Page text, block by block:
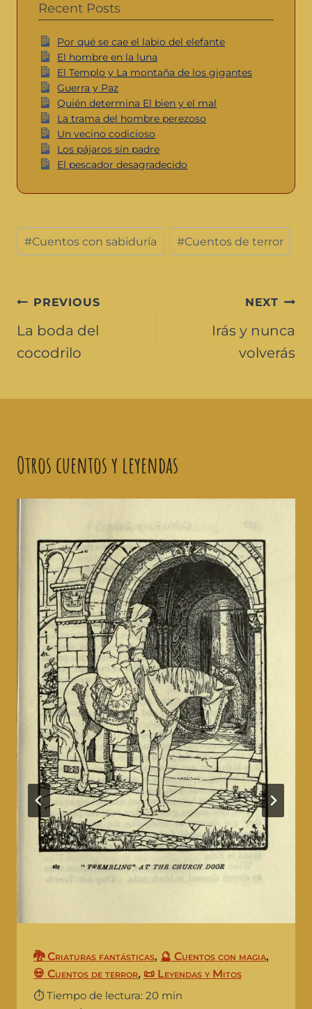
Recent Posts
Por qué se cae el labio del elefante
El hombre en la luna
El Templo y La montaña de los gigantes
Guerra y Paz
Quién determina El bien y el mal
La trama del hombre perezoso
Un vecino codicioso
Los pájaros sin padre
El pescador desagradecido
#Cuentos con sabiduría #Cuentos de terror
PREVIOUS
La boda del
cocodrilo
NEXT
Irás y nunca
volverás
Otros cuentos y leyendas
🐉 Criaturas fantásticas, 🔮 Cuentos con magia,
💀 Cuentos de terror, 📜 Leyendas y Mitos
⏱️ Tiempo de lectura: 20 min